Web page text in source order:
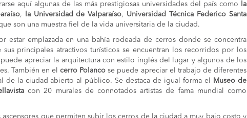
aquí algunas de las más prestigiosas universidades del país como la
, la Universidad de Valparaíso, Universidad Técnica Federico Santa
son una muestra fiel de la vida universitaria de la ciudad.
estar emplazada en una bahía rodeada de cerros donde se concentra
principales atractivos turísticos se encuentran los recorridos por los
apreciar la arquitectura con estilo inglés del lugar y algunos de los
También en elcerro Polanco se puede apreciar el trabajo de diferentes
de la ciudad abierto al público. Se destaca de igual forma el
Museo de
con 20 murales de connotados artistas de fama mundial como
que permiten subir los cerros de la ciudad a muy bajo costo y